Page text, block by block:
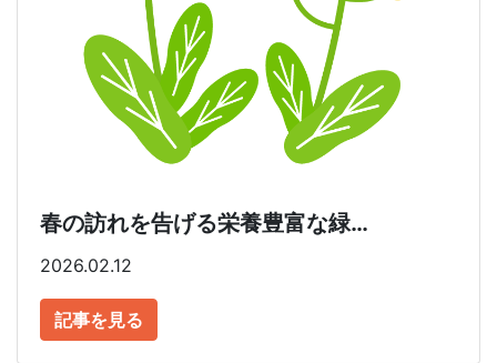
春の訪れを告げる栄養豊富な緑…
2026.02.12
記事を見る